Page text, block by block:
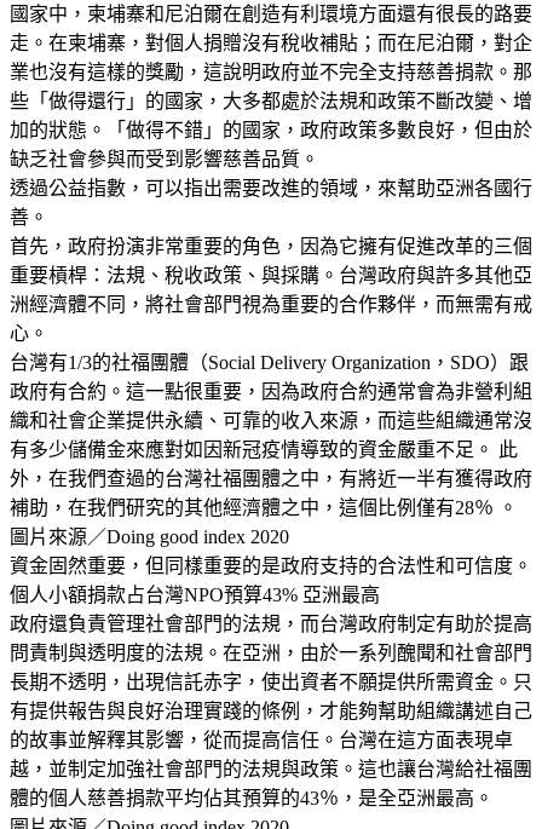
國家中，柬埔寨和尼泊爾在創造有利環境方面還有很長的路要
走。在柬埔寨，對個人捐贈沒有稅收補貼；而在尼泊爾，對企
業也沒有這樣的獎勵，這說明政府並不完全支持慈善捐款。那
些「做得還行」的國家，大多都處於法規和政策不斷改變、增
加的狀態。「做得不錯」的國家，政府政策多數良好，但由於
缺乏社會參與而受到影響慈善品質。
透過公益指數，可以指出需要改進的領域，來幫助亞洲各國行
善。
首先，政府扮演非常重要的角色，因為它擁有促進改革的三個
重要槓桿：法規、稅收政策、與採購。台灣政府與許多其他亞
洲經濟體不同，將社會部門視為重要的合作夥伴，而無需有戒
心。
台灣有1/3的社福團體（Social Delivery Organization，SDO）跟
政府有合約。這一點很重要，因為政府合約通常會為非營利組
織和社會企業提供永續、可靠的收入來源，而這些組織通常沒
有多少儲備金來應對如因新冠疫情導致的資金嚴重不足。 此
外，在我們查過的台灣社福團體之中，有將近一半有獲得政府
補助，在我們研究的其他經濟體之中，這個比例僅有28％ 。
圖片來源／Doing good index 2020
資金固然重要，但同樣重要的是政府支持的合法性和可信度。
個人小額捐款占台灣NPO預算43% 亞洲最高
政府還負責管理社會部門的法規，而台灣政府制定有助於提高
問責制與透明度的法規。在亞洲，由於一系列醜聞和社會部門
長期不透明，出現信託赤字，使出資者不願提供所需資金。只
有提供報告與良好治理實踐的條例，才能夠幫助組織講述自己
的故事並解釋其影響，從而提高信任。台灣在這方面表現卓
越，並制定加強社會部門的法規與政策。這也讓台灣給社福團
體的個人慈善捐款平均佔其預算的43％，是全亞洲最高。